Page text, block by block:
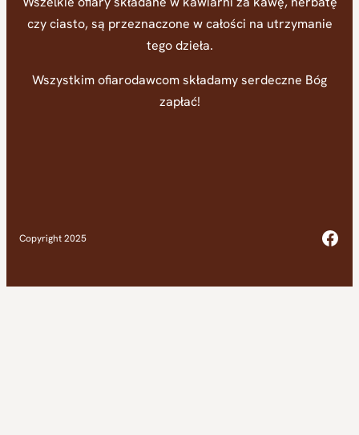
czy ciasto, są przeznaczone w całości na utrzymanie
tego dzieła.
Wszystkim ofiarodawcom składamy serdeczne Bóg
zapłać!
Copyright 2025